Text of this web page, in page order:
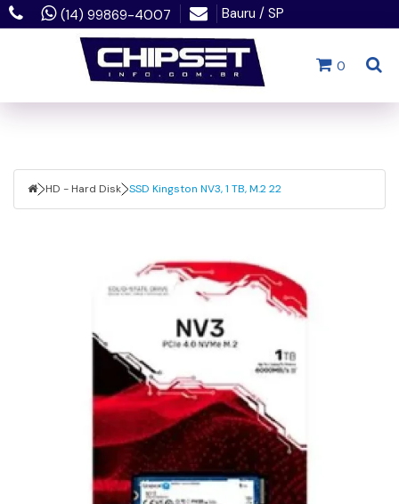
(14) 99869-4007 Bauru / SP
0
HD - Hard Disk SSD Kingston NV3, 1 TB, M.2 22